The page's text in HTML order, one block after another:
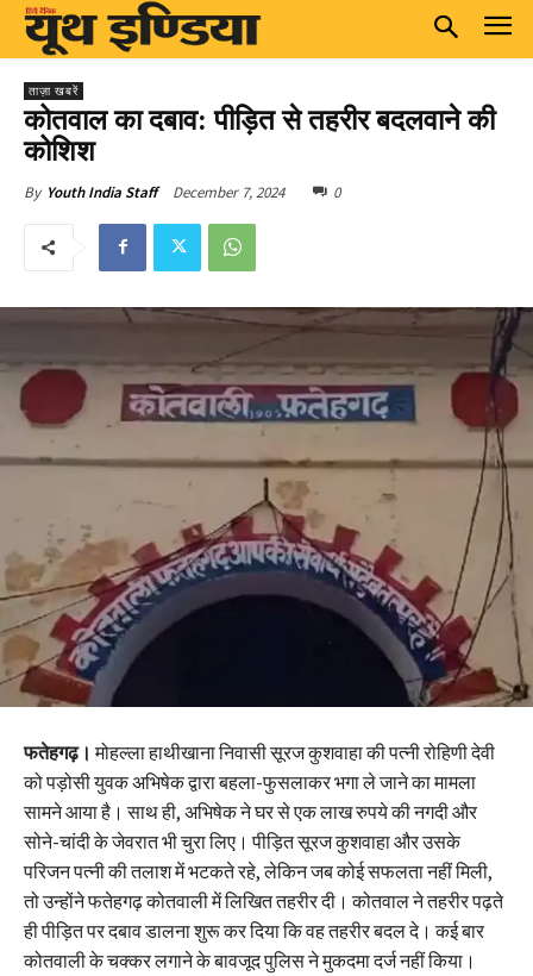
ताज़ा खबरें
कोतवाल का दबाव: पीड़ित से तहरीर बदलवाने की
कोशिश
By Youth India Staff December 7, 2024 0
फतेहगढ़। मोहल्ला हाथीखाना निवासी सूरज कुशवाहा की पत्नी रोहिणी देवी
को पड़ोसी युवक अभिषेक द्वारा बहला-फुसलाकर भगा ले जाने का मामला
सामने आया है। साथ ही, अभिषेक ने घर से एक लाख रुपये की नगदी और
सोने-चांदी के जेवरात भी चुरा लिए। पीड़ित सूरज कुशवाहा और उसके
परिजन पत्नी की तलाश में भटकते रहे, लेकिन जब कोई सफलता नहीं मिली,
तो उन्होंने फतेहगढ़ कोतवाली में लिखित तहरीर दी। कोतवाल ने तहरीर पढ़ते
ही पीड़ित पर दबाव डालना शुरू कर दिया कि वह तहरीर बदल दे। कई बार
कोतवाली के चक्कर लगाने के बावजूद पुलिस ने मुकदमा दर्ज नहीं किया।